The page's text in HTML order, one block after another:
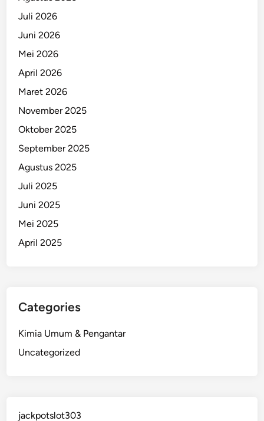
Juli 2026
Juni 2026
Mei 2026
April 2026
Maret 2026
November 2025
Oktober 2025
September 2025
Agustus 2025
Juli 2025
Juni 2025
Mei 2025
April 2025
Categories
Kimia Umum & Pengantar
Uncategorized
jackpotslot303